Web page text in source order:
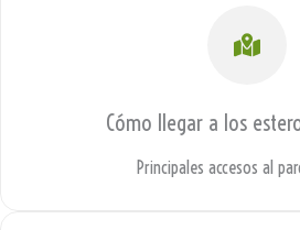
Cómo llegar a los
Principales accesos al